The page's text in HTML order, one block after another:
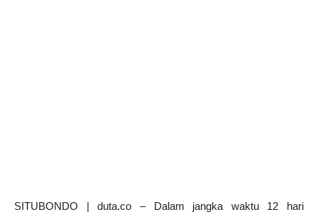
SITUBONDO | duta.co – Dalam jangka waktu 12 hari